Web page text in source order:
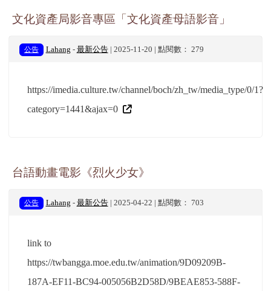
文化資產局影音專區「文化資產母語影音」
公告 Lahang - 最新公告| 2025-11-20 | 點閱數： 279
https://imedia.culture.tw/channel/boch/zh_tw/media_type/0/1?
category=1441&ajax=0
台語動畫電影《烈火少女》
公告 Lahang - 最新公告| 2025-04-22 | 點閱數： 703
link to
https://twbangga.moe.edu.tw/animation/9D09209B-
187A-EF11-BC94-005056B2D58D/9BEAE853-588F-